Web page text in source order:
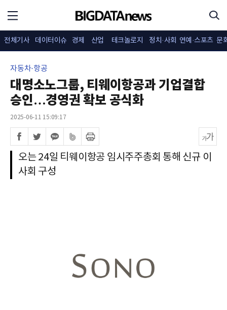
전체기사 데이터이슈 경제 산업 테크놀로지 정치·사회 연예·스포츠 문
자동차·항공
대명소노그룹, 티웨이항공과 기업결합
승인…경영권 확보 공식화
2025-06-11 15:09:17
오는 24일 티웨이항공 임시주주총회 통해 신규 이
사회 구성